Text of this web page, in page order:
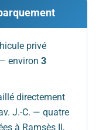
privé
environ 3
directement
J.-C. — quatre
à Ramsès II,